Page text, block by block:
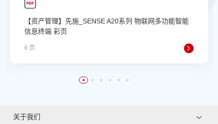
【资产管理】先施_SENSE A20系列 物联网多功能智能
信息终端 彩页
6 页
关于我们